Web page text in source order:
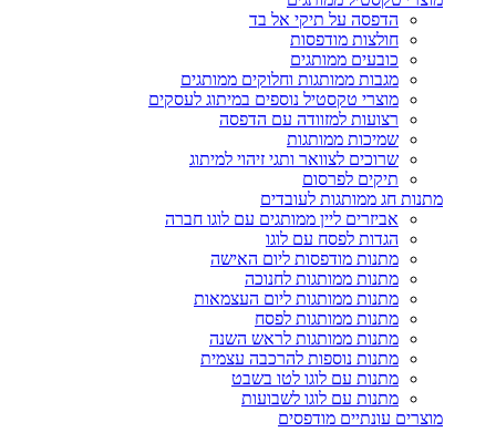
הדפסה על תיקי אל בד
חולצות מודפסות
כובעים ממותגים
מגבות ממותגות וחלוקים ממותגים
מוצרי טקסטיל נוספים במיתוג לעסקים
רצועות למזוודה עם הדפסה
שמיכות ממותגות
שרוכים לצוואר ותגי זיהוי למיתוג
תיקים לפרסום
מתנות חג ממותגות לעובדים
אביזרים ליין ממותגים עם לוגו חברה
הגדות לפסח עם לוגו
מתנות מודפסות ליום האישה
מתנות ממותגות לחנוכה
מתנות ממותגות ליום העצמאות
מתנות ממותגות לפסח
מתנות ממותגות לראש השנה
מתנות נוספות להרכבה עצמית
מתנות עם לוגו לטו בשבט
מתנות עם לוגו לשבועות
מוצרים עונתיים מודפסים